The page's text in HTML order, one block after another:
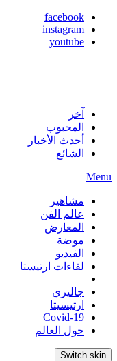
facebook
instagram
youtube
آخر
المحبوب
أحدث الأخبار
الشائع
Menu
مشاهير
عالم الفن
المعارض
موضة
الفيديو
لقاءات ارتيستا
—————
جاليري
ارتيسيتا
Covid-19
حول العالم
Switch skin